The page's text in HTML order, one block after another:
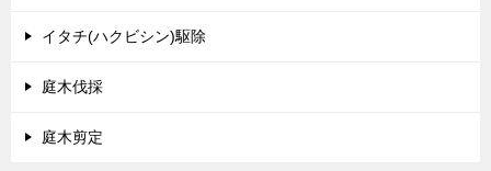
イタチ(ハクビシン)駆除
庭木伐採
庭木剪定